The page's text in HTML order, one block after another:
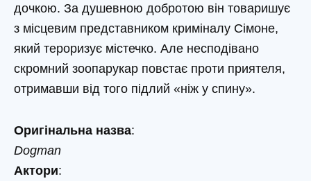
дочкою. За душевною добротою він товаришує
з місцевим представником криміналу Сімоне,
який тероризує містечко. Але несподівано
скромний зоопарукар повстає проти приятеля,
отримавши від того підлий «ніж у спину».
Оригінальна назва:
Dogman
Актори: